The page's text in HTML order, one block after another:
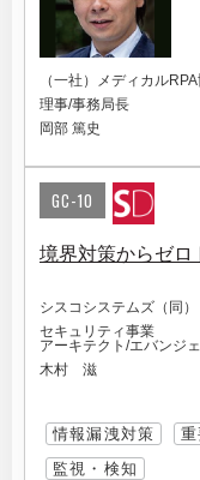
（一社）メディカル
理事/事務局長
岡部 篤史
GC-10
境界対策からゼロ
シスコシステムズ（同）
セキュリティ事業
アーキテクト/エバンジ
木村 滋
情報漏洩対策
監視・検知